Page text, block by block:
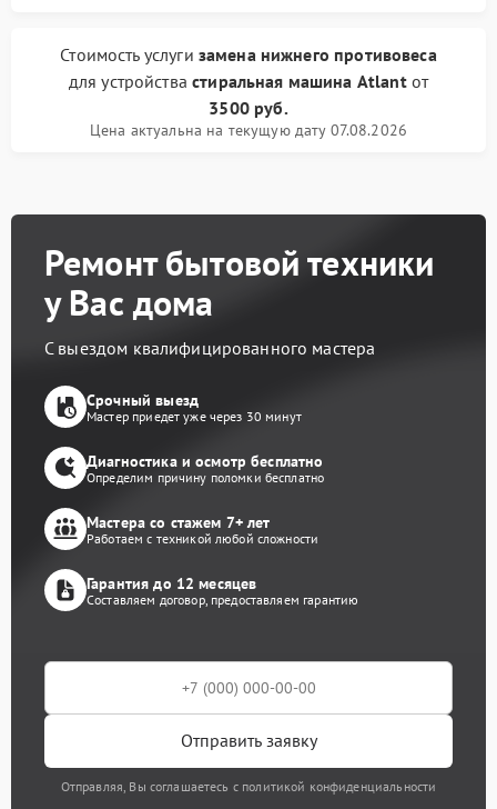
Стоимость услуги замена нижнего противовеса
для устройствастиральная машина Atlantот
3500 руб.
Цена актуальна на текущую дату 07.08.2026
Ремонт бытовой техники
у Вас дома
С выездом квалифицированного мастера
Срочный выезд
Мастер приедет уже через 30 минут
Диагностика и осмотр бесплатно
Определим причину поломки бесплатно
Мастера со стажем 7+ лет
Работаем с техникой любой сложности
Гарантия до 12 месяцев
Составляем договор, предоставляем гарантию
Отправить заявку
Отправляя, Вы соглашаетесь с политикой конфиденциальности